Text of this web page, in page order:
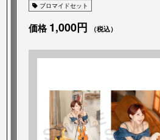
ブロマイドセット
価格 1,000円 （税込）